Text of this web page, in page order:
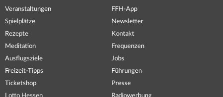
Veranstaltungen
Spielplätze
Rezepte
Meditation
Ausflugsziele
Freizeit-Tipps
Ticketshop
Lotto Hessen
FFH-App
Newsletter
Kontakt
Frequenzen
Jobs
Führungen
Presse
Radiowerbung